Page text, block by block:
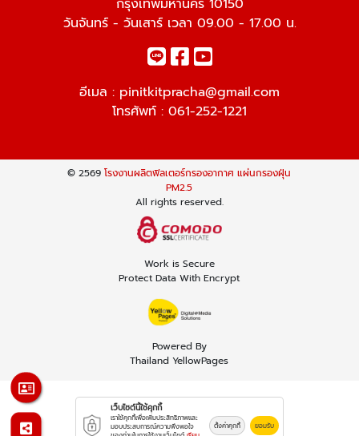
กรุงเทพมหานคร 10150
วันจันทร์ - วันเสาร์ เวลา 09.00 - 17.00 น.
อีเมล : pinitkitpracha@gmail.com
โทรศัพท์ : 061-252-1221
© 2569โรงงานผลิตฟิลเตอร์กรองอากาศ แผ่นกรองฝุ่น
PM2.5
All rights reserved.
Work is Secure
Protect Data With Encrypt
Powered By
Thailand YellowPages
เว็บไซต์นี้ใช้คุกกี้
เราใช้คุกกี้เพื่อเพิ่มประสิทธิภาพและ
มอบประสบการณ์ความพึงพอใจ
ตั้งค่าคุกกี้ ยอมรับ